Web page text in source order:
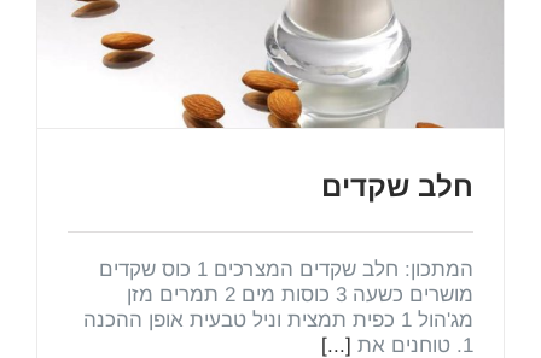
חלב שקדים
המתכון: חלב שקדים המצרכים 1 כוס שקדים
מושרים כשעה 3 כוסות מים 2 תמרים מזן
מג'הול 1 כפית תמצית וניל טבעית אופן ההכנה
1. טוחנים את
[...]